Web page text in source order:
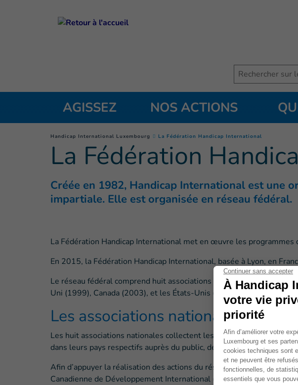
Search
AGISSEZ
NOS ACTIONS
You are here :
Handicap International Luxembourg La Fédération Handicap International
La Fédération
Créée en 1982, Handicap International est une
impartiale. Elle est organisée en réseau fédéral.
La Fédération Handicap International met en œuvre les
En 2015, la Fédération Handicap International, basée à Lyon, en
Le réseau fédéral comprend huit associations nationales – France
Uni (1999), Canada (2003), et les États-Unis (2006).
Les associations nationales jouent
Les huit associations nationales collectent les ressources
dans leurs pays respectifs auprès du public, des organismes pairs
Afin d’appuyer la réalisation des actions du réseau international,
Canadienne de Développement International (ACDI), du Syndicat